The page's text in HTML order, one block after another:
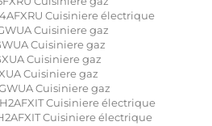
Cuisiniere électrique
Cuisiniere gaz
Cuisiniere gaz
Cuisiniere gaz
Cuisiniere gaz
Cuisiniere gaz
Cuisiniere électrique
Cuisiniere électrique